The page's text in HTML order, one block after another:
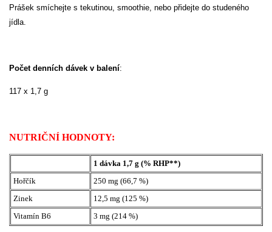
Prášek smíchejte s tekutinou, smoothie, nebo přidejte do studeného
jídla.
Počet denních dávek v balení:
117 x 1,7 g
NUTRIČNÍ HODNOTY:
1 dávka 1,7 g (% RHP**)
Hořčík
250 mg (66,7 %)
Zinek
12,5 mg (125 %)
Vitamín B6
3 mg (214 %)